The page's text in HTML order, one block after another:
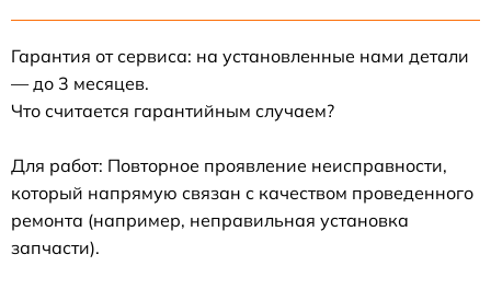
Гарантия от сервиса: на установленные нами детали
— до 3 месяцев.
Что считается гарантийным случаем?
Для работ: Повторное проявление неисправности,
который напрямую связан с качеством проведенного
ремонта (например, неправильная установка
запчасти).